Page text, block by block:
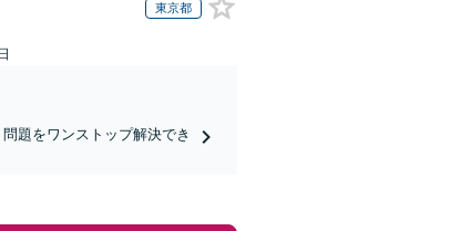
東京都
題をワンストップ解決でき